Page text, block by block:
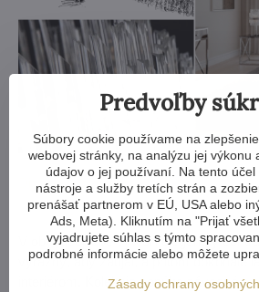
Dizajnové svietidlo ELH001
V obývacej izbe vytvorí elegantný
výrazný, aby zaujal, a pritom dokonale
interiérom. Kolekcia ponúka závesné,
Predvoľby
Súbory cookie používame na
webovej stránky, na analýzu jej výkonu
údajov o jej používaní. Na tento
nástroje a služby tretích strán a
prenášať partnerom v EÚ, USA alebo
Ads, Meta). Kliknutím na "Prijať
vyjadrujete súhlas s týmto
podrobné informácie alebo môžete
Zásady ochrany